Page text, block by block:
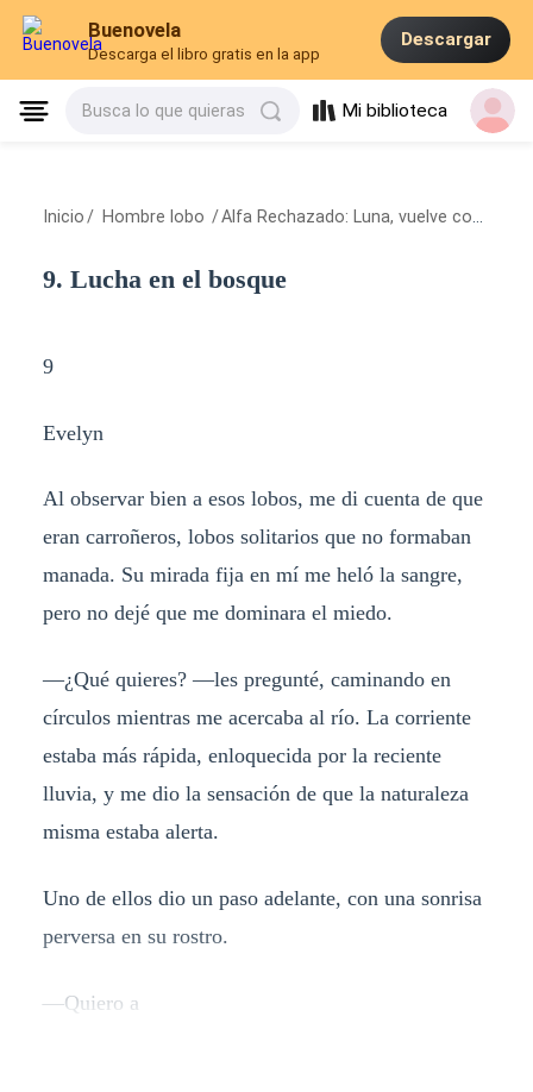
Buenovela
Descarga el libro gratis en la app
Descargar
Busca lo que quieras Mi biblioteca
Inicio / Hombre lobo /Alfa Rechazado: Luna, vuelve con mis cachorros
9. Lucha en el bosque
9
Evelyn
Al observar bien a esos lobos, me di cuenta de que
eran carroñeros, lobos solitarios que no formaban
manada. Su mirada fija en mí me heló la sangre,
pero no dejé que me dominara el miedo.
—¿Qué quieres? —les pregunté, caminando en
círculos mientras me acercaba al río. La corriente
estaba más rápida, enloquecida por la reciente
lluvia, y me dio la sensación de que la naturaleza
misma estaba alerta.
Uno de ellos dio un paso adelante, con una sonrisa
perversa en su rostro.
—Quiero a